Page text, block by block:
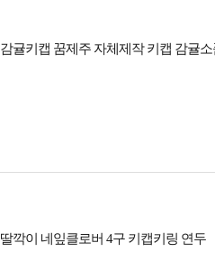
감귤키캡 꿈제주 자체제작 키캡 감귤
딸깍이 네잎클로버 4구 키캡키링 연두